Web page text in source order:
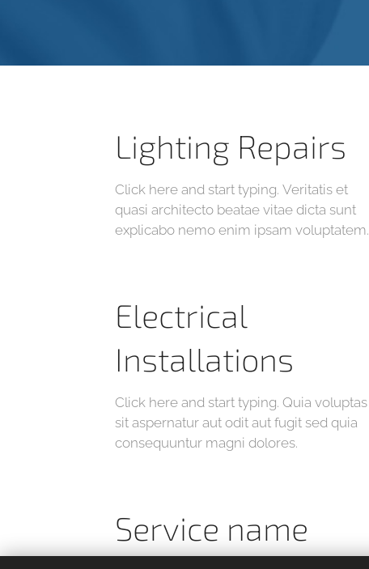
Lighting Repairs
Click here and start typing. Veritatis et
quasi architecto beatae vitae dicta sunt
explicabo nemo enim ipsam voluptatem.
Electrical
Installations
Click here and start typing. Quia voluptas
sit aspernatur aut odit aut fugit sed quia
consequuntur magni dolores.
Service name